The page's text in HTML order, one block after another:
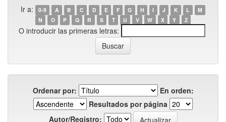
Ir a: 0-9 A B C D E F G H I J K L
M
N
O P Q R S T U V W X Y Z
O introducir las primeras letras:
Ordenar por:
En orden:
Resultados por página
Autor/Registro: